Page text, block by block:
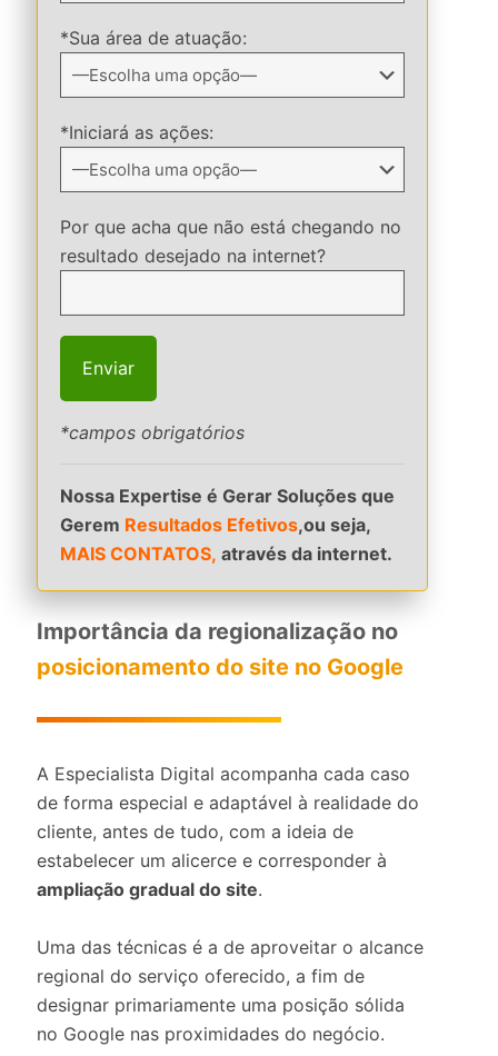
*Sua área de atuação:
*Iniciará as ações:
Por que acha que não está chegando no
resultado desejado na internet?
*campos obrigatórios
Nossa Expertise é Gerar Soluções que
Gerem Resultados Efetivos,ou seja,
MAIS CONTATOS, através da internet.
Importância da regionalização no
posicionamento do site no Google
A Especialista Digital acompanha cada caso
de forma especial e adaptável à realidade do
cliente, antes de tudo, com a ideia de
estabelecer um alicerce e corresponder à
ampliação gradual do site.
Uma das técnicas é a de aproveitar o alcance
regional do serviço oferecido, a fim de
designar primariamente uma posição sólida
no Google nas proximidades do negócio.